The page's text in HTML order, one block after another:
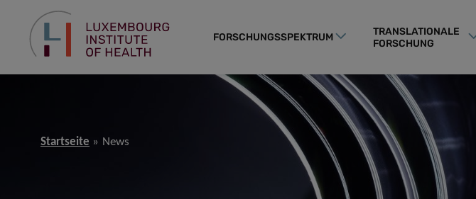
FORSCHUNGSSPEKTRUM
TRANSLATIONALE
FORSCHUNG
Startseite News